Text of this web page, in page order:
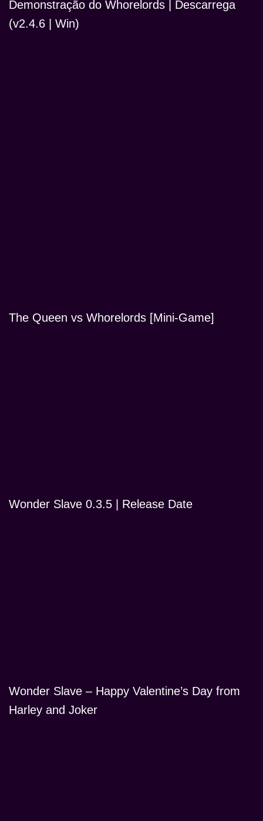
Demonstração do Whorelords | Descarrega
(v2.4.6 | Win)
The Queen vs Whorelords [Mini-Game]
Wonder Slave 0.3.5 | Release Date
Wonder Slave – Happy Valentine’s Day from
Harley and Joker